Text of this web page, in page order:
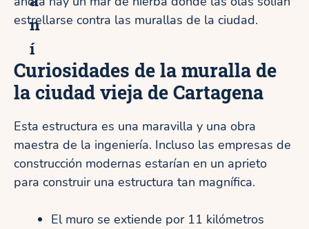
n
í
estrellarse contra las murallas de la ciudad.
Curiosidades de la muralla de
la ciudad vieja de Cartagena
Esta estructura es una maravilla y una obra
maestra de la ingeniería. Incluso las empresas de
construcción modernas estarían en un aprieto
para construir una estructura tan magnífica.
El muro se extiende por 11 kilómetros